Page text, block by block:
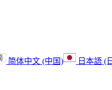
简体中文 (中国) 日本語 (